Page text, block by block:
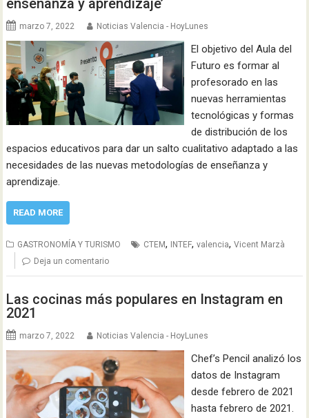
enseñanza y aprendizaje’
marzo 7, 2022 Noticias Valencia - HoyLunes
El objetivo del Aula del
Futuro es formar al
profesorado en las
nuevas herramientas
tecnológicas y formas
de distribución de los
espacios educativos para dar un salto cualitativo adaptado a las
necesidades de las nuevas metodologías de enseñanza y
aprendizaje.
READ MORE
GASTRONOMÍA Y TURISMO CTEM, INTEF,valencia,Vicent Marzà
Deja un comentario
Las cocinas más populares en Instagram en
2021
marzo 7, 2022 Noticias Valencia - HoyLunes
Chef’s Pencil analizó los
datos de Instagram
desde febrero de 2021
hasta febrero de 2021.